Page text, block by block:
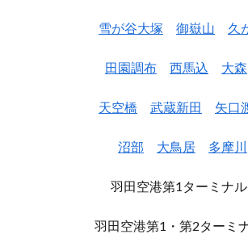
雪が谷大塚 御嶽山 久
田園調布 西馬込 大森
天空橋 武蔵新田 矢口
沼部 大鳥居 多摩川
羽田空港第1ターミナ
羽田空港第1・第2ター